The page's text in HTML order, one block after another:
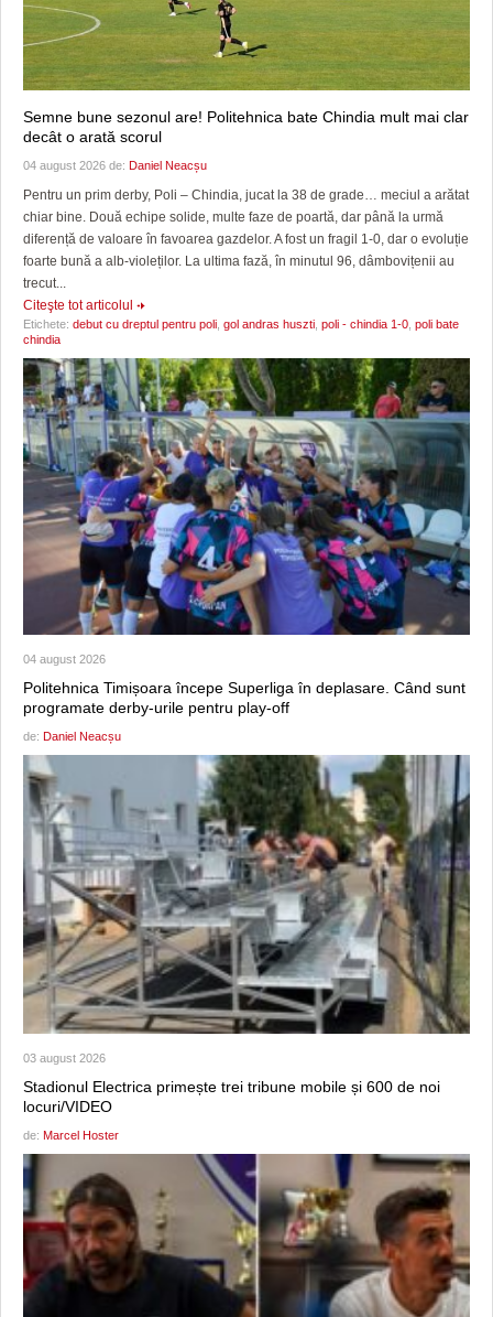
Semne bune sezonul are! Politehnica bate Chindia mult mai clar
decât o arată scorul
04 august 2026 de: Daniel Neacșu
Pentru un prim derby, Poli – Chindia, jucat la 38 de grade… meciul a arătat
chiar bine. Două echipe solide, multe faze de poartă, dar până la urmă
diferență de valoare în favoarea gazdelor. A fost un fragil 1-0, dar o evoluție
foarte bună a alb-violeților. La ultima fază, în minutul 96, dâmbovițenii au
trecut...
Citeşte tot articolul
Etichete: debut cu dreptul pentru poli gol andras huszti poli - chindia 1-0 poli bate
chindia
04 august 2026
Politehnica Timișoara începe Superliga în deplasare. Când sunt
programate derby-urile pentru play-off
de: Daniel Neacșu
03 august 2026
Stadionul Electrica primește trei tribune mobile și 600 de noi
locuri/VIDEO
de: Marcel Hoster